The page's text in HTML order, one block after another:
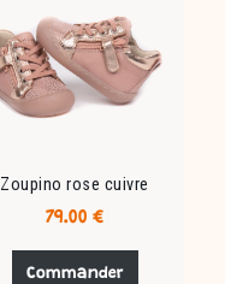
être
choisies
sur
produit
Zoupino rose cuivre
79.00 €
Commander
Ce